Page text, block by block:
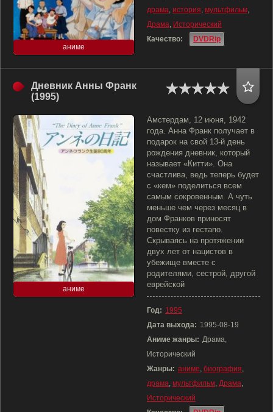
аниме
драма, история, мультфильм,
Драма, Исторический
Качество:
DVDRip
Дневник Анны Франк
(1995)
аниме
Амстердам, 12 июня, 1942
года. Анна Франк получает в
подарок на свой 13-й день
рождения дневник, который
называет «Китти». Она
счастлива, ведь теперь будет
с «кем» поделиться всем
самым сокровенным. А чуть
меньше чем через месяц в
дом Франков приносят
повестку из гестапо.
Скрываясь на протяжении
двух лет от нацистов в
убежище вместе с
родителями, сестрой, другой
еврейской
Год: 1995
Дата выхода: 1995-08-19
Аниме жанры: Драма,
Исторический
Жанры: аниме, биография,
драма, мультфильм, Драма,
Исторический